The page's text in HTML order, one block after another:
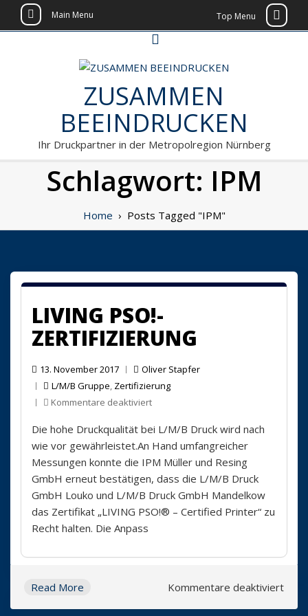
Main Menu Top Menu
ZUSAMMEN
BEEINDRUCKEN
Ihr Druckpartner in der Metropolregion Nürnberg
Schlagwort: IPM
Home › Posts Tagged "IPM"
LIVING PSO!-
ZERTIFIZIERUNG
13. November 2017
Oliver Stapfer
L/M/B Gruppe, Zertifizierung
Kommentare deaktiviertfür
PSO!-
Zertifizierung
Die hohe Druckqualität bei L/M/B Druck wird nach
wie vor gewährleistet.An Hand umfangreicher
Messungen konnte die IPM Müller und Resing
GmbH erneut bestätigen, dass die L/M/B Druck
GmbH Louko und L/M/B Druck GmbH Mandelkow
das Zertifikat „LIVING PSO!® – Certified Printer“ zu
Recht halten. Die Anpass
Read More Kommentare deaktiviertfür